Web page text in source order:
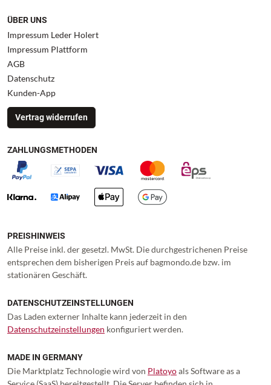
ÜBER UNS
Impressum Leder Holert
Impressum Plattform
AGB
Datenschutz
Kunden-App
Vertrag widerrufen
ZAHLUNGSMETHODEN
PREISHINWEIS
Alle Preise inkl. der gesetzl. MwSt. Die durchgestrichenen Preise
entsprechen dem bisherigen Preis auf bagmondo.de bzw. im
stationären Geschäft.
DATENSCHUTZEINSTELLUNGEN
Das Laden externer Inhalte kann jederzeit in den
Datenschutzeinstellungen konfiguriert werden.
MADE IN GERMANY
Die Marktplatz Technologie wird von Platoyoals Software as a